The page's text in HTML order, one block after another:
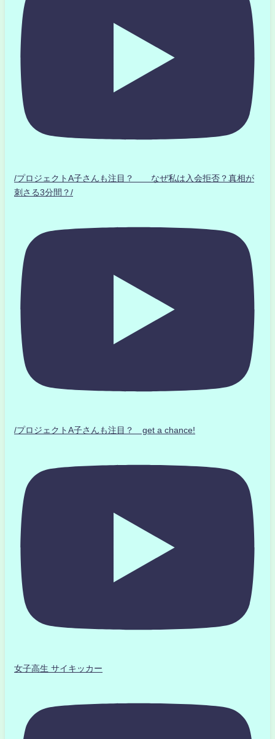
/プロジェクトA子さんも注目？ なぜ私は入会拒否？真相が
刺さる3分間？/
/プロジェクトA子さんも注目？ get a chance!
女子高生 サイキッカー